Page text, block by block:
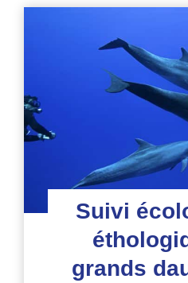
Suivi
grands